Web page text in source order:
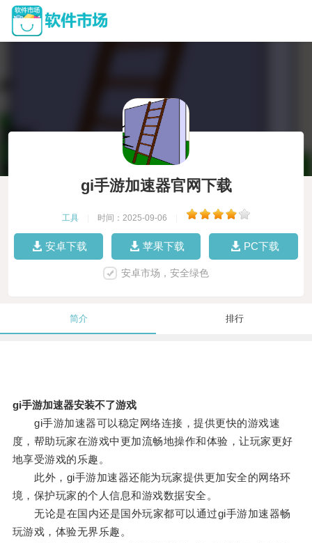
gi手游加速器官网下载
工具 时间：2025-09-06
安卓下载 苹果下载 PC下载
安卓市场，安全绿色
简介 排行
gi手游加速器安装不了游戏
gi手游加速器可以稳定网络连接，提供更快的游戏速
度，帮助玩家在游戏中更加流畅地操作和体验，让玩家更好
地享受游戏的乐趣。
此外，gi手游加速器还能为玩家提供更加安全的网络环
境，保护玩家的个人信息和游戏数据安全。
无论是在国内还是国外玩家都可以通过gi手游加速器畅
玩游戏，体验无界乐趣。